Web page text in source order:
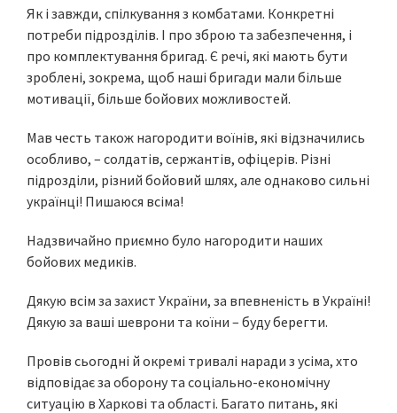
Як і завжди, спілкування з комбатами. Конкретні
потреби підрозділів. І про зброю та забезпечення, і
про комплектування бригад. Є речі, які мають бути
зроблені, зокрема, щоб наші бригади мали більше
мотивації, більше бойових можливостей.
Мав честь також нагородити воїнів, які відзначились
особливо, – солдатів, сержантів, офіцерів. Різні
підрозділи, різний бойовий шлях, але однаково сильні
українці! Пишаюся всіма!
Надзвичайно приємно було нагородити наших
бойових медиків.
Дякую всім за захист України, за впевненість в Україні!
Дякую за ваші шеврони та коїни – буду берегти.
Провів сьогодні й окремі тривалі наради з усіма, хто
відповідає за оборону та соціально-економічну
ситуацію в Харкові та області. Багато питань, які